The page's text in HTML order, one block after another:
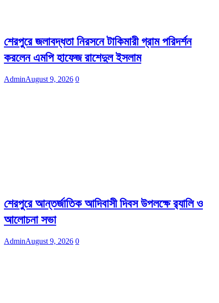
শেরপুরে জলাবদ্ধতা নিরসনে টাকিমারী গ্রাম পরিদর্শন
করলেন এমপি হাফেজ রাশেদুল ইসলাম
AdminAugust 9, 2026 0
শেরপুরে আন্তর্জাতিক আদিবাসী দিবস উপলক্ষে র‌্যালি ও
আলোচনা সভা
AdminAugust 9, 2026 0